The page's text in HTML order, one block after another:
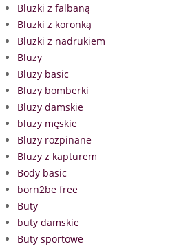
Bluzki z falbaną
Bluzki z koronką
Bluzki z nadrukiem
Bluzy
Bluzy basic
Bluzy bomberki
Bluzy damskie
bluzy męskie
Bluzy rozpinane
Bluzy z kapturem
Body basic
born2be free
Buty
buty damskie
Buty sportowe